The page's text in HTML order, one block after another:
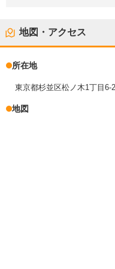
地図・アクセス
所在地
東京都杉並区松ノ木1丁目6-
地図